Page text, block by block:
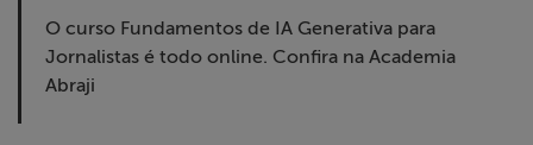
Associe-se
Doe para
ABRAJI
O curso Fundamentos de IA Generativa para
Jornalistas é todo online. Confira na Academia
Abraji